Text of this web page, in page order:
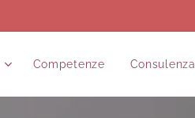
Competenze Consulenza